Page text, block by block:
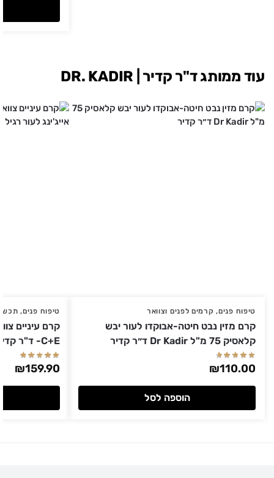
עוד ממותג ד"ר קדיר | DR. KADIR
טיפוח פנים, קרמים לפנים וצוואר
קרם מזין נבט חיטה-אבוקדו לעור יבש
קלאסיק 75 מ"ל Dr Kadir ד״ר קדיר
₪110.00
הוספה לסל
טיפוח פנים,
קרם עיניים
C+E- ד"ר קדיר
₪159.90